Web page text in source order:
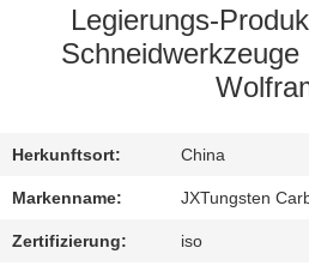
TRETEN
UNS
IN
VERBINDUNG
Legierungs-
Herkunftsort: China
Markenname: JXTungsten
Zertifizierung: iso